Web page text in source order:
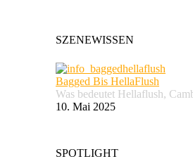
SZENEWISSEN
Bagged Bis HellaFlush
Was bedeutet Hellaflush,
10. Mai 2025
SPOTLIGHT